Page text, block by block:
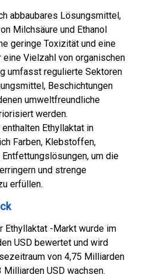
abbaubares Lösungsmittel,
Milchsäure und Ethanol
geringe Toxizität und eine
Vielzahl von organischen
umfasst regulierte Sektoren
Beschichtungen
umweltfreundliche
werden.
Ethyllaktat in
Farben, Klebstoffen,
um die
und strenge
erfüllen.
Ethyllaktat -Markt wurde im
USD bewertet und wird
von 4,75 Milliarden
USD wachsen.